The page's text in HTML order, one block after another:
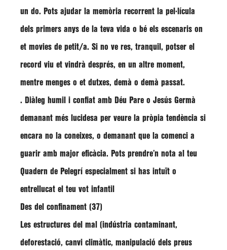
un do. Pots ajudar la memòria recorrent la pel·lícula
dels primers anys de la teva vida o bé els escenaris on
et movies de petit/a. Si no ve res, tranquil, potser el
record viu et vindrà després, en un altre moment,
mentre menges o et dutxes, demà o demà passat.
. Diàleg humil i confiat amb Déu Pare o Jesús Germà
demanant més lucidesa per veure la pròpia tendència si
encara no la coneixes, o demanant que la comenci a
guarir amb major eficàcia. Pots prendre’n nota al teu
Quadern de Pelegrí especialment si has intuït o
entrellucat el teu vot infantil
Des del confinament (37)
Les estructures del mal (indústria contaminant,
deforestació, canvi climàtic, manipulació dels preus